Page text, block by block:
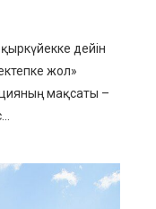
дейін
жол»
мақсаты –